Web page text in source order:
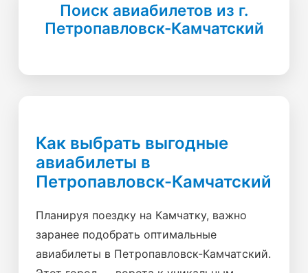
Поиск авиабилетов из г.
Петропавловск-Камчатский
Как выбрать выгодные
авиабилеты в
Петропавловск-Камчатский
Планируя поездку на Камчатку, важно
заранее подобрать оптимальные
авиабилеты в Петропавловск-Камчатский.